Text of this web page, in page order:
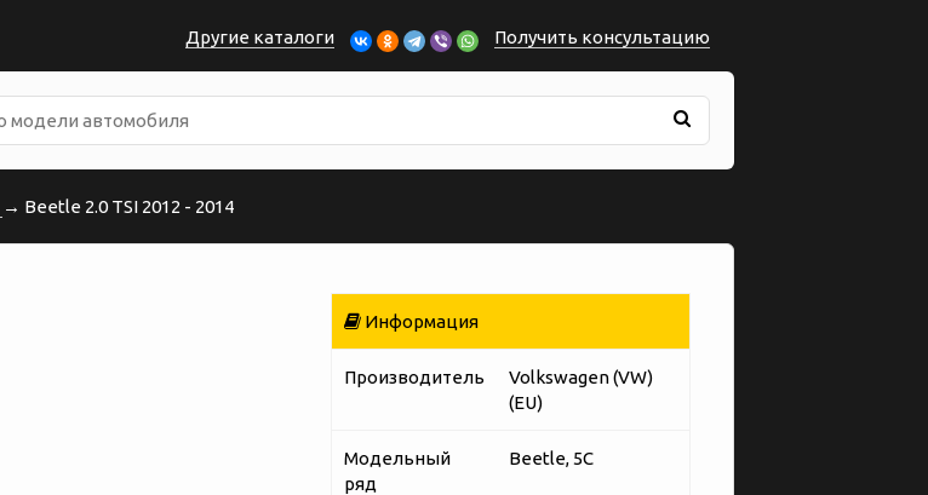
Другие каталоги Получить консультацию
→ Beetle 2.0 TSI 2012 - 2014
Информация
Производитель
Volkswagen (VW)
(EU)
Модельный
ряд
Beetle, 5C